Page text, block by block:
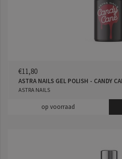
€11,80
ASTRA NAILS GEL POLISH - CANDY
ASTRA NAILS
op voorraad